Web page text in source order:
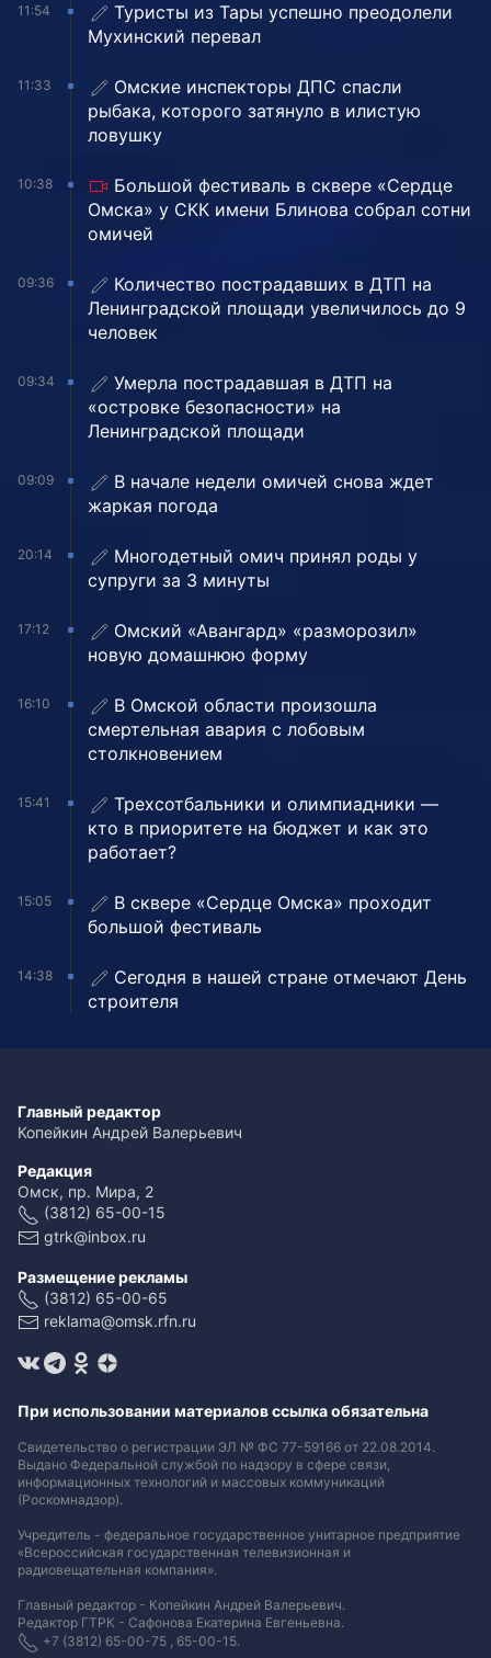
11:54
Туристы из Тары успешно преодолели
Мухинский перевал
11:33
Омские инспекторы ДПС спасли
рыбака, которого затянуло в илистую
ловушку
10:38
Большой фестиваль в сквере «Сердце
Омска» у СКК имени Блинова собрал сотни
омичей
09:36
Количество пострадавших в ДТП на
Ленинградской площади увеличилось до 9
человек
09:34
Умерла пострадавшая в ДТП на
«островке безопасности» на
Ленинградской площади
09:09
В начале недели омичей снова ждет
жаркая погода
20:14
Многодетный омич принял роды у
супруги за 3 минуты
17:12
Омский «Авангард» «разморозил»
новую домашнюю форму
16:10
В Омской области произошла
смертельная авария с лобовым
столкновением
15:41
Трехсотбальники и олимпиадники —
кто в приоритете на бюджет и как это
работает?
15:05
В сквере «Сердце Омска» проходит
большой фестиваль
14:38
Сегодня в нашей стране отмечают День
строителя
Главный редактор
Копейкин Андрей Валерьевич
Редакция
Омск, пр. Мира, 2
(3812) 65-00-15
gtrk@inbox.ru
Размещение рекламы
(3812) 65-00-65
reklama@omsk.rfn.ru
При использовании материалов ссылка обязательна
Свидетельство о регистрации ЭЛ № ФС 77-59166 от 22.08.2014.
Выдано Федеральной службой по надзору в сфере связи,
информационных технологий и массовых коммуникаций
(Роскомнадзор).
Учредитель - федеральное государственное унитарное предприятие
«Всероссийская государственная телевизионная и
радиовещательная компания».
Главный редактор - Копейкин Андрей Валерьевич.
Редактор ГТРК - Сафонова Екатерина Евгеньевна.
+7 (3812) 65-00-75 , 65-00-15.